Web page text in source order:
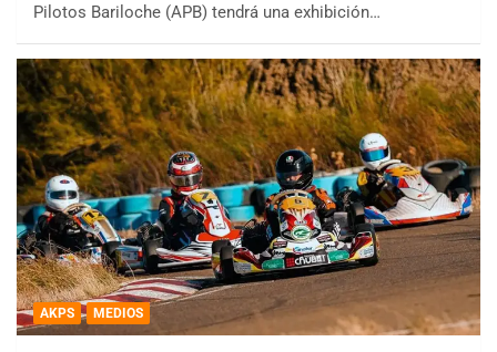
Pilotos Bariloche (APB) tendrá una exhibición…
AKPS MEDIOS